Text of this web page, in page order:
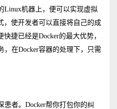
Linux机器上，便可以实现虚拟
，使开发者可以直接将自己的成
捷已经是Docker的最大优势，
，在Docker容器的处理下，只需
者。Docker帮你打包你的纠